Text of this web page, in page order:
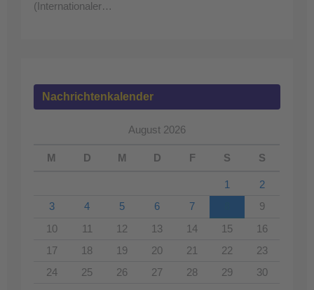
(Internationaler…
Nachrichtenkalender
August 2026
M D M D F S S
1
2
3
4 5 6 7
9
10
11 12 13 14 15
16
17
18 19 20 21 22
23
24
25 26 27 28 29
30